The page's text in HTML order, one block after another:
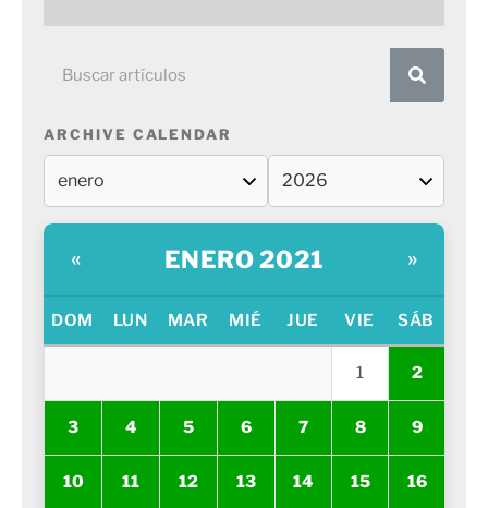
ARCHIVE CALENDAR
« ENERO 2021 »
DOM LUN MAR MIÉ JUE VIE SÁB
1 2
3 4 5 6 7 8 9
10 11 12 13 14 15 16